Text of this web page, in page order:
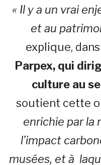
« Il y a un vrai
et au
explique,
Parpex, qui
culture au
soutient cette
enrichie par la
l’impact
musées, et à